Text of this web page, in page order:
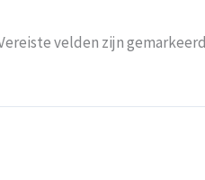
velden zijn